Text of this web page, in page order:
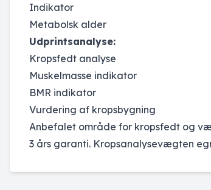
Indikator
Metabolsk alder
Udprintsanalyse:
Kropsfedt analyse
Muskelmasse indikator
BMR indikator
Vurdering af kropsbygning
Anbefalet område for kropsfedt og
3 års garanti. Kropsanalysevægten